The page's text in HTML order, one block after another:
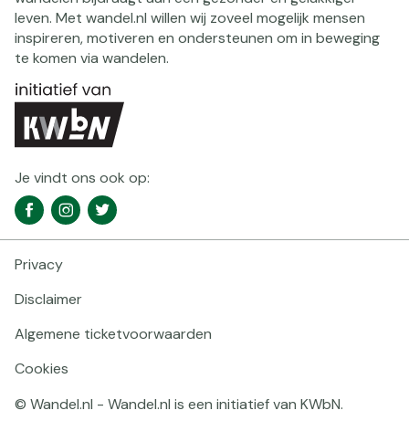
leven. Met wandel.nl willen wij zoveel mogelijk mensen
inspireren, motiveren en ondersteunen om in beweging
te komen via wandelen.
Je vindt ons ook op:
Social
media
FacebookInstagramTwitter
© Wandel.nl - Wandel.nl is een initiatief van KWbN.
Footer
navigatie
Privacy
Disclaimer
Algemene ticketvoorwaarden
Cookies